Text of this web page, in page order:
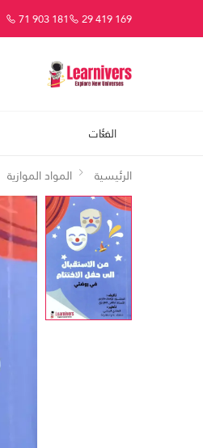
29 419 169
71 903 181
الفئات
الرئيسية
المواد الموازية